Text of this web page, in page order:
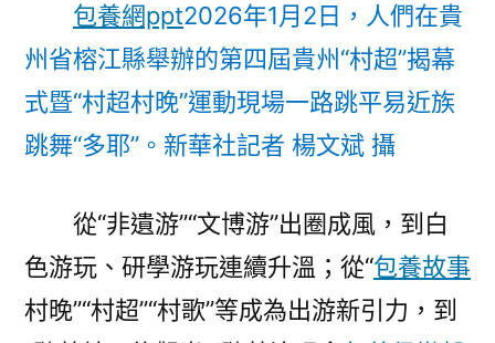
包養網ppt2026年1月2日，人們在貴
州省榕江縣舉辦的第四屆貴州“村超”揭幕
式暨“村超村晚”運動現場一路跳平易近族
跳舞“多耶”。新華社記者 楊文斌 攝
從“非遺游”“文博游”出圈成風，到白
色游玩、研學游玩連續升溫；從“包養故事
村晚”“村超”“村歌”等成為出游新引力，到